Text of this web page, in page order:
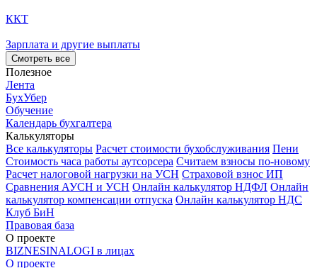
ККТ
Зарплата и другие выплаты
Смотреть все
Полезное
Лента
БухУбер
Обучение
Календарь бухгалтера
Калькуляторы
Все калькуляторы Расчет стоимости бухобслуживания Пени
Стоимость часа работы аутсорсера Считаем взносы по-новому
Расчет налоговой нагрузки на УСН Страховой взнос ИП
Сравнения АУСН и УСН Онлайн калькулятор НДФЛ Онлайн
калькулятор компенсации отпуска Онлайн калькулятор НДС
Клуб БиН
Правовая база
О проекте
BIZNESINALOGI в лицах
О проекте